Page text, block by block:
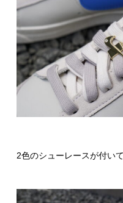
2色のシューレースが付い